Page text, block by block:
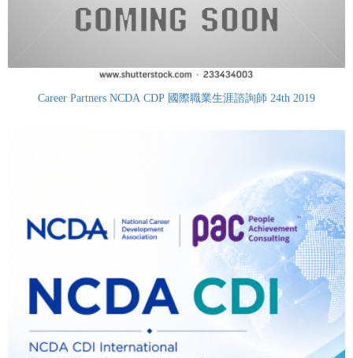
Career Partners NCDA CDP 國際職業生涯諮詢師 24th 2019